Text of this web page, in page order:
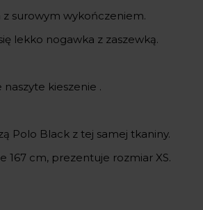
surowym wykończeniem.
lekko nogawka z zaszewką.
kieszenie .
Polo Black z tej samej tkaniny.
167 cm, prezentuje rozmiar XS.